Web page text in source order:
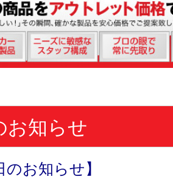
お知らせ
のお知らせ】